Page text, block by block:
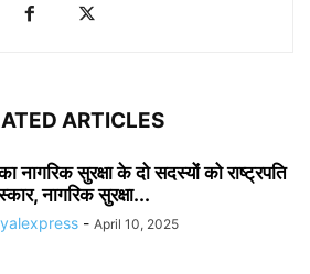
ARTICLES
नागरिक सुरक्षा के दो सदस्यों को राष्ट्रपति
नागरिक सुरक्षा...
- April 10, 2025